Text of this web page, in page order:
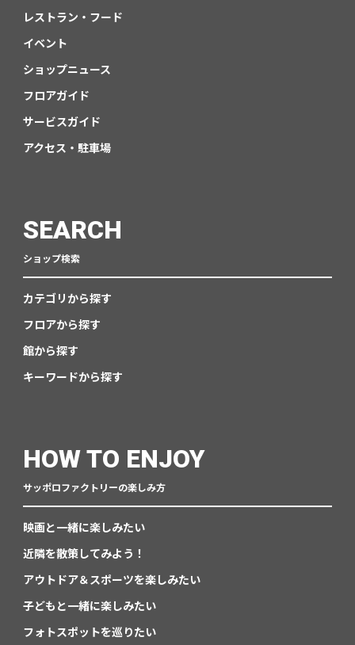
レストラン・フード
イベント
ショップニュース
フロアガイド
サービスガイド
アクセス・駐車場
SEARCH
ショップ検索
カテゴリから探す
フロアから探す
館から探す
キーワードから探す
HOW TO ENJOY
サッポロファクトリーの楽しみ方
映画と一緒に楽しみたい
近隣を散策してみよう！
アウトドア＆スポーツを楽しみたい
子どもと一緒に楽しみたい
フォトスポットを巡りたい